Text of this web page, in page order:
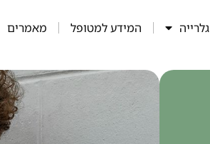
גלרייה המידע למטופל מאמרים